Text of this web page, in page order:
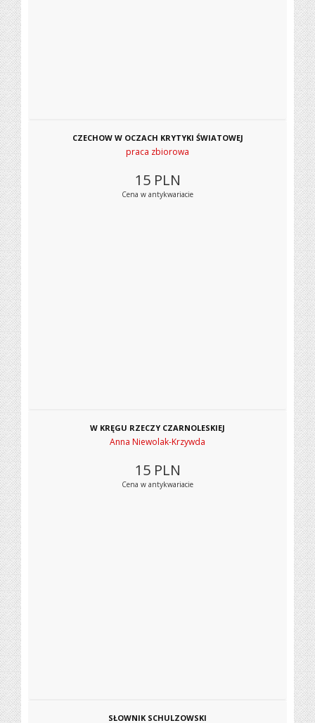
CZECHOW W OCZACH KRYTYKI ŚWIATOWEJ
praca zbiorowa
15 PLN
Cena w antykwariacie
W KRĘGU RZECZY CZARNOLESKIEJ
Anna Niewolak-Krzywda
15 PLN
Cena w antykwariacie
SŁOWNIK SCHULZOWSKI